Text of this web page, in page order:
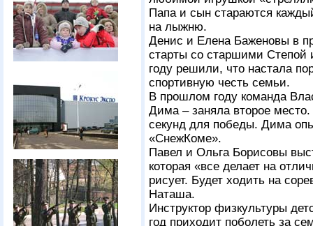
Папа и сын стараются
на лыжню.
Денис и Елена Баженовы в
старты со старшими
году решили, что настала
спортивную честь семьи.
В прошлом году команда
Дима – заняла второе
секунд для победы. Дима
«СнежКоме».
Павел и Ольга Борисовы
которая «все делает на
рисует. Будет ходить на
Наташа.
Инструктор физкультуры
год приходит поболеть за